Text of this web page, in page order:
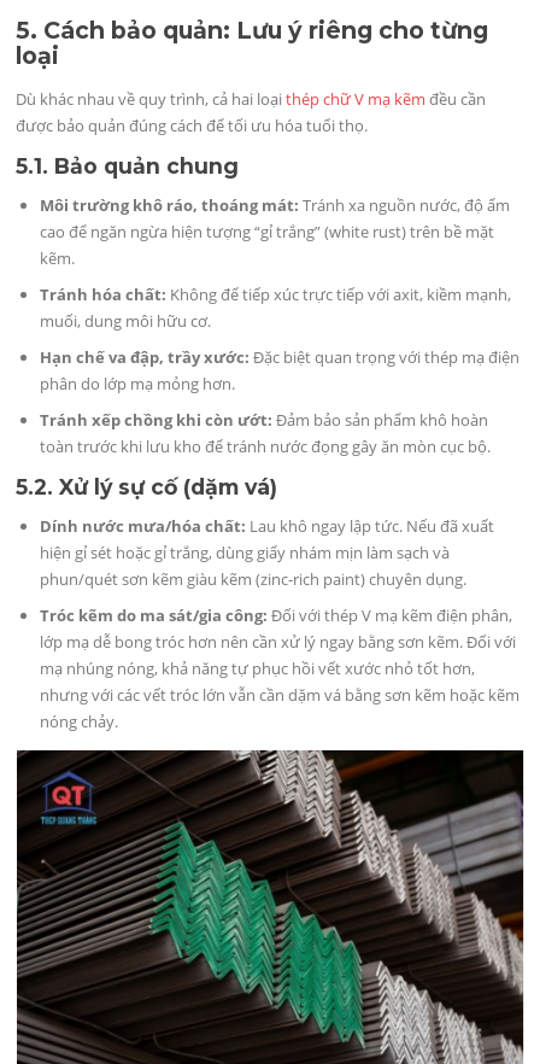
5. Cách bảo quản: Lưu ý riêng cho từng
loại
Dù khác nhau về quy trình, cả hai loạithép chữ V mạ kẽm đều cần
được bảo quản đúng cách để tối ưu hóa tuổi thọ.
5.1. Bảo quản chung
Môi trường khô ráo, thoáng mát: Tránh xa nguồn nước, độ ẩm
cao để ngăn ngừa hiện tượng “gỉ trắng” (white rust) trên bề mặt
kẽm.
Tránh hóa chất: Không để tiếp xúc trực tiếp với axit, kiềm mạnh,
muối, dung môi hữu cơ.
Hạn chế va đập, trầy xước: Đặc biệt quan trọng với thép mạ điện
phân do lớp mạ mỏng hơn.
Tránh xếp chồng khi còn ướt: Đảm bảo sản phẩm khô hoàn
toàn trước khi lưu kho để tránh nước đọng gây ăn mòn cục bộ.
5.2. Xử lý sự cố (dặm vá)
Dính nước mưa/hóa chất: Lau khô ngay lập tức. Nếu đã xuất
hiện gỉ sét hoặc gỉ trắng, dùng giấy nhám mịn làm sạch và
phun/quét sơn kẽm giàu kẽm (zinc-rich paint) chuyên dụng.
Tróc kẽm do ma sát/gia công: Đối với thép V mạ kẽm điện phân,
lớp mạ dễ bong tróc hơn nên cần xử lý ngay bằng sơn kẽm. Đối với
mạ nhúng nóng, khả năng tự phục hồi vết xước nhỏ tốt hơn,
nhưng với các vết tróc lớn vẫn cần dặm vá bằng sơn kẽm hoặc kẽm
nóng chảy.